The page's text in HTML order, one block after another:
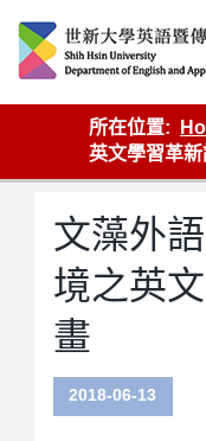
content
英語傳播
所在位置:
英文學習革
文藻外
境之英
畫
2018-06-13